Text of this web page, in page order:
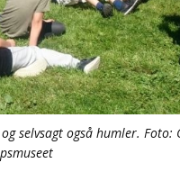
selvsagt også humler. Foto: